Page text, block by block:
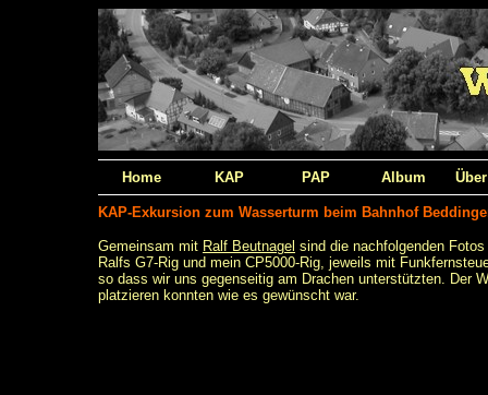
Home KAP PAP Album
KAP-Exkursion zum Wasserturm beim Bahnhof
Gemeinsam mit Ralf Beutnagel sind die nachfolgenden
Ralfs G7-Rig und mein CP5000-Rig, jeweils mit
so dass wir uns gegenseitig am Drachen unterstützten. Der
platzieren konnten wie es gewünscht war.